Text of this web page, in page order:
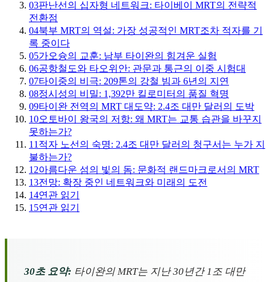
03판난선의 십자형 네트워크: 타이베이 MRT의 전략적
전환점
04북부 MRT의 역설: 가장 성공적인 MRT조차 적자를 기
록 중이다
05가오슝의 교훈: 남부 타이완의 힘겨운 실험
06공항철도와 타오위안: 관문과 통근의 이중 시험대
07타이중의 비극: 209톤의 강철 빔과 6년의 지연
08정시성의 비밀: 1,392만 킬로미터의 품질 혁명
09타이완 전역의 MRT 대도약: 2.4조 대만 달러의 도박
10오토바이 왕국의 저항: 왜 MRT는 교통 습관을 바꾸지
못하는가?
11 적자 노선의 숙명: 2.4조 대만 달러의 청구서는 누가 지
불하는가?
12아름다운 섬의 빛의 돔: 문화적 랜드마크로서의 MRT
13전망: 확장 중인 네트워크와 미래의 도전
14연관 읽기
15연관 읽기
30초 요약: 타이완의 MRT는 지난 30년간 1조 대만